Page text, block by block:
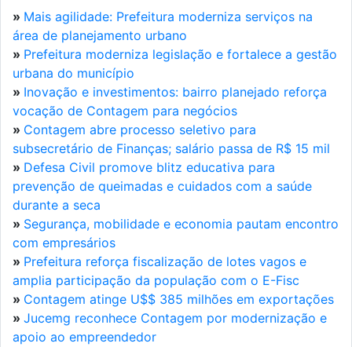
» Mais agilidade: Prefeitura moderniza serviços na
área de planejamento urbano
» Prefeitura moderniza legislação e fortalece a gestão
urbana do município
» Inovação e investimentos: bairro planejado reforça
vocação de Contagem para negócios
» Contagem abre processo seletivo para
subsecretário de Finanças; salário passa de R$ 15 mil
» Defesa Civil promove blitz educativa para
prevenção de queimadas e cuidados com a saúde
durante a seca
» Segurança, mobilidade e economia pautam encontro
com empresários
» Prefeitura reforça fiscalização de lotes vagos e
amplia participação da população com o E-Fisc
» Contagem atinge U$$ 385 milhões em exportações
» Jucemg reconhece Contagem por modernização e
apoio ao empreendedor